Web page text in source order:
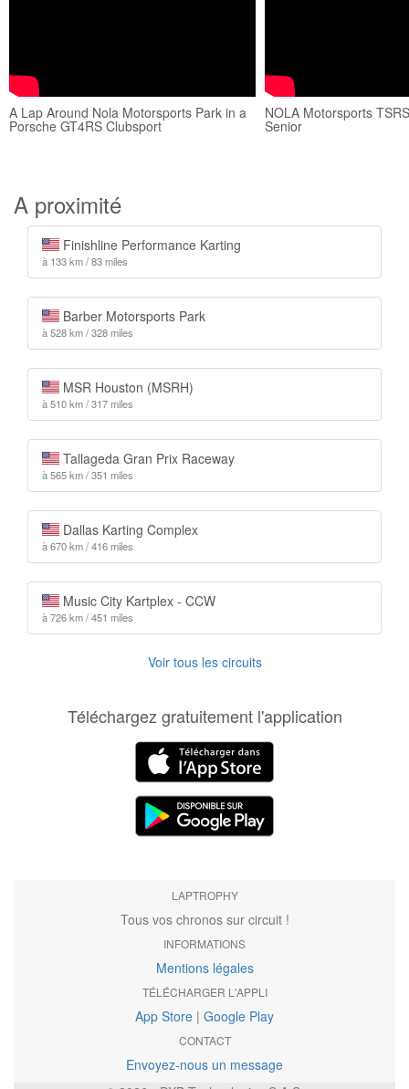
A Lap Around Nola Motorsports Park in a
Porsche GT4RS Clubsport
NOLA Motorsports
Senior
A proximité
Finishline Performance Karting
à 133 km / 83 miles
Barber Motorsports Park
à 528 km / 328 miles
MSR Houston (MSRH)
à 510 km / 317 miles
Tallageda Gran Prix Raceway
à 565 km / 351 miles
Dallas Karting Complex
à 670 km / 416 miles
Music City Kartplex - CCW
à 726 km / 451 miles
Voir tous les circuits
Téléchargez gratuitement l'application
LAPTROPHY
Tous vos chronos sur circuit !
INFORMATIONS
Mentions légales
TÉLÉCHARGER L'APPLI
App Store | Google Play
CONTACT
Envoyez-nous un message